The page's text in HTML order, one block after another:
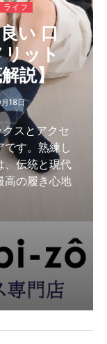
ライフ
い 口
リット
説】
18日
スとアクセ
です。熟練し
、伝統と現代
高の履き心地